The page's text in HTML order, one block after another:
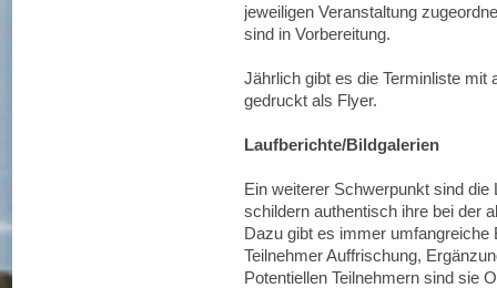
jeweiligen Veranstaltung
sind in Vorbereitung.
Jährlich gibt es die Terminliste mit
gedruckt als Flyer.
Laufberichte/Bildgalerien
Ein weiterer Schwerpunkt sind
schildern authentisch ihre bei der
Dazu gibt es immer umfangreiche
Teilnehmer Auffrischung,
Potentiellen Teilnehmern sind sie